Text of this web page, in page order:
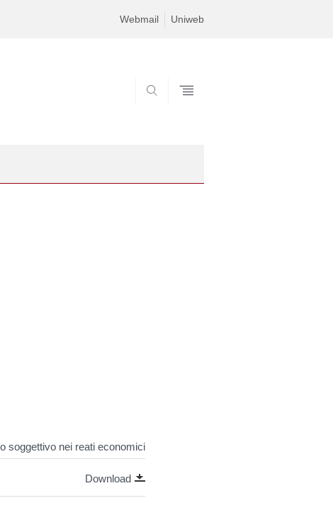
Webmail Uniweb
soggettivo nei reati economici
Download